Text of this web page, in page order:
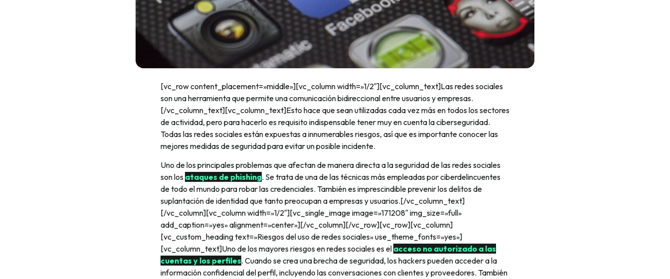
[vc_row content_placement=»middle»][vc_column width=»1/2″][vc_column_text]Las redes sociales
son una herramienta que permite una comunicación bidireccional entre usuarios y empresas.
[/vc_column_text][vc_column_text]Esto hace que sean utilizadas cada vez más en todos los sectores
de actividad, pero para hacerlo es requisito indispensable tener muy en cuenta la ciberseguridad.
Todas las redes sociales están expuestas a innumerables riesgos, así que es importante conocer las
mejores medidas de seguridad para evitar un posible incidente.
Uno de los principales problemas que afectan de manera directa a la seguridad de las redes sociales
son los ataques de phishing. Se trata de una de las técnicas más empleadas por ciberdelincuentes
de todo el mundo para robar las credenciales. También es imprescindible prevenir los delitos de
suplantación de identidad que tanto preocupan a empresas y usuarios.[/vc_column_text]
[/vc_column][vc_column width=»1/2″][vc_single_image image=»171208″ img_size=»full»
add_caption=»yes» alignment=»center»][/vc_column][/vc_row][vc_row][vc_column]
[vc_custom_heading text=»Riesgos del uso de redes sociales» use_theme_fonts=»yes»]
[vc_column_text]Uno de los mayores riesgos en redes sociales es el acceso no autorizado a las
cuentas y los perfiles. Cuando se crea una brecha de seguridad, los hackers pueden acceder a la
información confidencial del perfil, incluyendo las conversaciones con clientes y proveedores. También